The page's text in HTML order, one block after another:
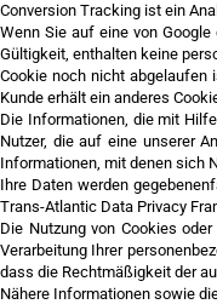
Conversion Tracking ist ein
Wenn Sie auf eine von
Gültigkeit, enthalten keine
Cookie noch nicht abgelaufen
Kunde erhält ein anderes
Die Informationen, die mit
Nutzer, die auf eine unserer
Informationen, mit denen sich
Ihre Daten werden
Trans-Atlantic Data Privacy
Die Nutzung von Cookies
Verarbeitung Ihrer
dass die Rechtmäßigkeit der
Nähere Informationen sowie